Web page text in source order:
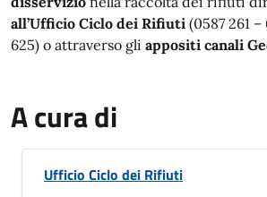
all’Ufficio Ciclo dei Rifiuti (0587 261
625) o attraverso gli appositi canali
A cura di
Ufficio Ciclo dei Rifiuti